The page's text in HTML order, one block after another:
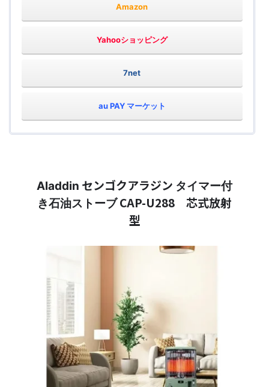
Amazon
Yahooショッピング
7net
au PAY マーケット
Aladdin センゴクアラジン タイマー付
き石油ストーブCAP-U288 芯式放射
型